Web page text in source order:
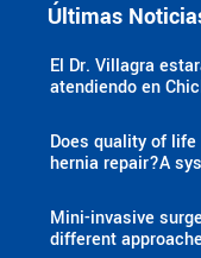
Últimas
El Dr. Villagra
atendiendo en
Does quality of
hernia repair?A
Mini-invasive
different